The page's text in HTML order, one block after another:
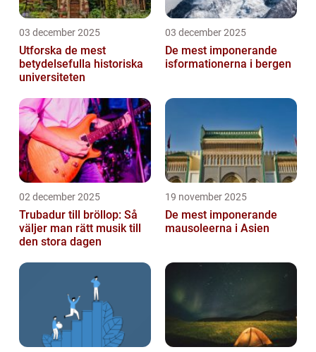
03 december 2025
Utforska de mest
betydelsefulla historiska
universiteten
03 december 2025
De mest imponerande
isformationerna i bergen
02 december 2025
Trubadur till bröllop: Så
väljer man rätt musik till
den stora dagen
19 november 2025
De mest imponerande
mausoleerna i Asien